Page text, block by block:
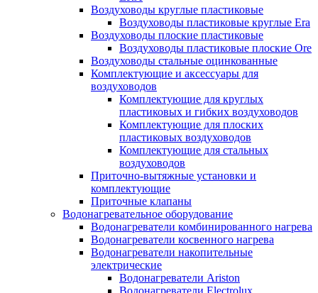
Воздуховоды круглые пластиковые
Воздуховоды пластиковые круглые Era
Воздуховоды плоские пластиковые
Воздуховоды пластиковые плоские Ore
Воздуховоды стальные оцинкованные
Комплектующие и аксессуары для
воздуховодов
Комплектующие для круглых
пластиковых и гибких воздуховодов
Комплектующие для плоских
пластиковых воздуховодов
Комплектующие для стальных
воздуховодов
Приточно-вытяжные установки и
комплектующие
Приточные клапаны
Водонагревательное оборудование
Водонагреватели комбинированного нагрева
Водонагреватели косвенного нагрева
Водонагреватели накопительные
электрические
Водонагреватели Ariston